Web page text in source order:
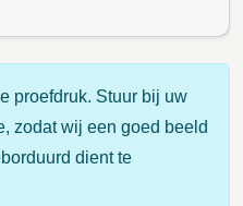
proefdruk. Stuur bij uw
zodat wij een goed beeld
dient te